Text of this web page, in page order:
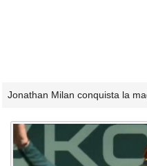
Jonathan Milan conquista la